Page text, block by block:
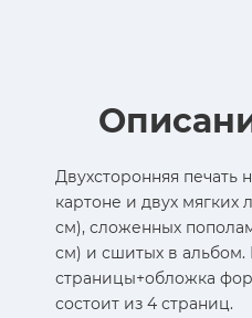
Двухсторонняя печать
картоне и двух мягких
см), сложенных
см) и сшитых в альбом.
страницы+обложка
состоит из 4 страниц.